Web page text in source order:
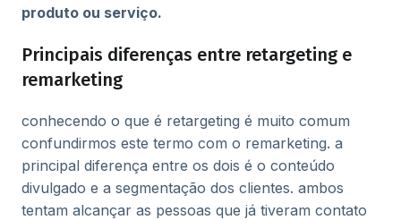
produto ou serviço.
Principais diferenças entre retargeting e
remarketing
conhecendo o que é retargeting é muito comum
confundirmos este termo com o remarketing. a
principal diferença entre os dois é o conteúdo
divulgado e a segmentação dos clientes. ambos
tentam alcançar as pessoas que já tiveram contato